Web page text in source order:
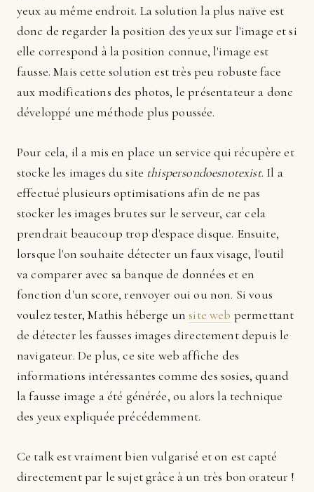
yeux au même endroit. La solution la plus naïve est
donc de regarder la position des yeux sur l'image et si
elle correspond à la position connue, l'image est
fausse. Mais cette solution est très peu robuste face
aux modifications des photos, le présentateur a donc
développé une méthode plus poussée.
Pour cela, il a mis en place un service qui récupère et
stocke les images du site thispersondoesnotexist. Il a
effectué plusieurs optimisations afin de ne pas
stocker les images brutes sur le serveur, car cela
prendrait beaucoup trop d'espace disque. Ensuite,
lorsque l'on souhaite détecter un faux visage, l'outil
va comparer avec sa banque de données et en
fonction d'un score, renvoyer oui ou non. Si vous
voulez tester, Mathis héberge unsite web permettant
de détecter les fausses images directement depuis le
navigateur. De plus, ce site web affiche des
informations intéressantes comme des sosies, quand
la fausse image a été générée, ou alors la technique
des yeux expliquée précédemment.
Ce talk est vraiment bien vulgarisé et on est capté
directement par le sujet grâce à un très bon orateur !